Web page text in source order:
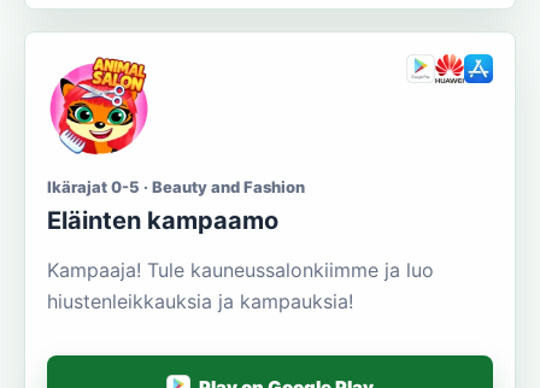
Ikärajat 0-5 · Beauty and Fashion
Eläinten kampaamo
Kampaaja! Tule kauneussalonkiimme ja luo
hiustenleikkauksia ja kampauksia!